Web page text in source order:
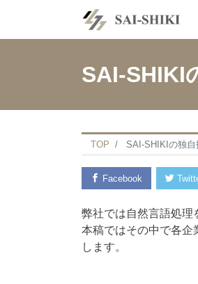
SAI-SHIKI
TOP SAI-SHIKIの独自
Facebook
弊社では自然言語処理
本稿ではその中で各企
します。